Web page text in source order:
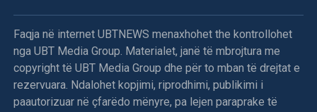
Faqja në internet UBTNEWS menaxhohet the kontrollohet
nga UBT Media Group. Materialet, janë të mbrojtura me
copyright të UBT Media Group dhe për to mban të drejtat e
rezervuara. Ndalohet kopjimi, riprodhimi, publikimi i
paautorizuar në çfarëdo mënyre, pa lejen paraprake të